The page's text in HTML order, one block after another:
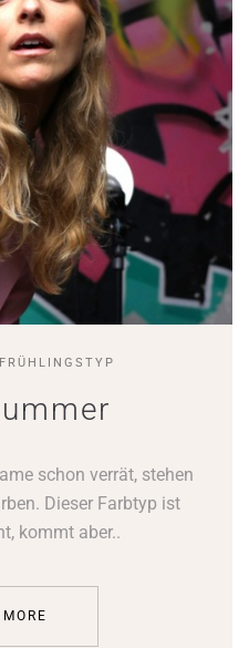
FRÜHLINGSTYP
schon verrät, stehen
Dieser Farbtyp ist
kommt aber..